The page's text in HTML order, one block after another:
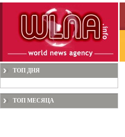
ТОП ДНЯ
ТОП МЕСЯЦА